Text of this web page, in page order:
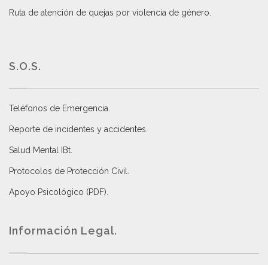
Ruta de atención de quejas por violencia de género
S.O.S.
Teléfonos de Emergencia.
Reporte de incidentes y accidentes
Salud Mental IBt
Protocolos de Protección Civil
Apoyo Psicológico (PDF)
Información Legal.